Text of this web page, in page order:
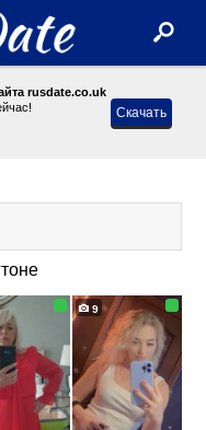
rusdate.co.uk
Скачать
9